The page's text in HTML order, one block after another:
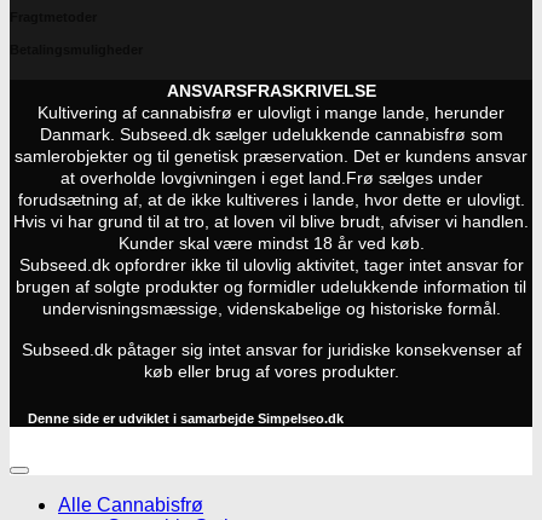
ANSVARSFRASKRIVELSE
Kultivering af cannabisfrø er ulovligt i mange lande, herunder
Danmark. Subseed.dk sælger udelukkende cannabisfrø som
samlerobjekter og til genetisk præservation. Det er kundens ansvar
at overholde lovgivningen i eget land. Frø sælges under
forudsætning af, at de ikke kultiveres i lande, hvor dette er ulovligt.
Hvis vi har grund til at tro, at loven vil blive brudt, afviser vi handlen.
Kunder skal være mindst 18 år ved køb.
Subseed.dk opfordrer ikke til ulovlig aktivitet, tager intet ansvar for
brugen af solgte produkter og formidler udelukkende information til
undervisningsmæssige, videnskabelige og historiske formål.
Subseed.dk påtager sig intet ansvar for juridiske konsekvenser af
køb eller brug af vores produkter.
Denne side er udviklet i samarbejde Simpelseo.dk
Alle Cannabisfrø